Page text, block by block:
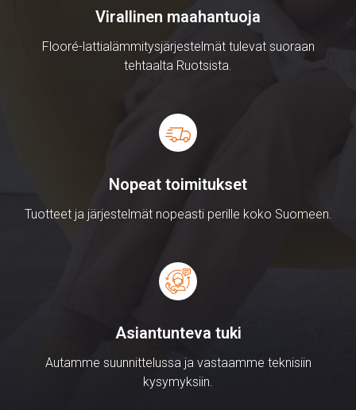
Virallinen maahantuoja
Flooré-lattialämmitysjärjestelmät tulevat suoraan
tehtaalta Ruotsista.
Nopeat toimitukset
Tuotteet ja järjestelmät nopeasti perille koko Suomeen.
Asiantunteva tuki
Autamme suunnittelussa ja vastaamme teknisiin
kysymyksiin.